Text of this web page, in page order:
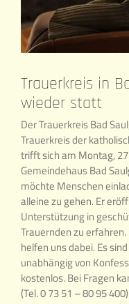
Trauerkreis in
wieder statt
Der Trauerkreis Bad
Trauerkreis der
trifft sich am Montag,
Gemeindehaus Bad
möchte Menschen
alleine zu gehen. Er
Unterstützung in
Trauernden zu
helfen uns dabei. Es
unabhängig von
kostenlos. Bei Fragen
(Tel. 0 73 51 – 80 95